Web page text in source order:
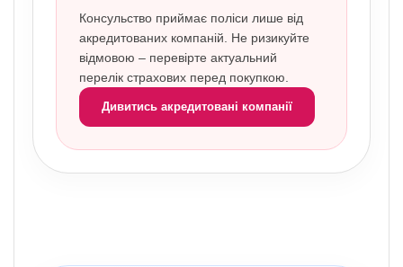
Консульство приймає поліси лише від
акредитованих компаній. Не ризикуйте
відмовою – перевірте актуальний
перелік страхових перед покупкою.
Дивитись акредитовані компанії